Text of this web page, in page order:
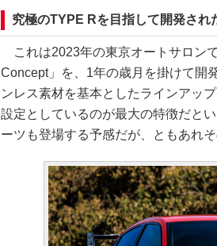
究極のTYPE Rを目指して開発され
これは2023年の東京オートサロン
Concept」を、1年の歳月を掛けて開
ンレス素材を基本としたラインアッ
設定としているのが最大の特徴だと
ーツも登場する予感だが、ともあれ